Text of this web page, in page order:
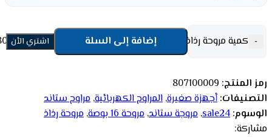
- كمية مروحة رذاذ ستاند كولن 16 بوصة 100 وات - أحمر 807100009إضافة إلى السلة اشتري الأن
رمز المنتج: 807100009
التصنيفات: أجهزة صغيرة, المراوح الكهربائية, مراوح ستاند
الوسوم: sale24
, مروجة ستاند, مروحة 16 بوصة , مروحة رذاذ
مشاركة: